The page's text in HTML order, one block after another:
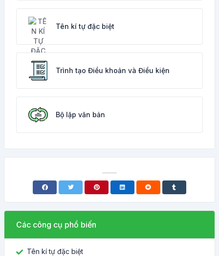
Tên kí tự đặc biệt
Trình tạo Điều khoản và Điều kiện
Bộ lặp văn bản
Các công cụ phổ biến
Tên kí tự đặc biệt